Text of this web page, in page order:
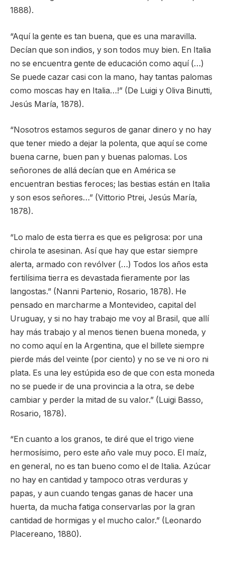
1888).
“Aquí la gente es tan buena, que es una maravilla.
Decían que son indios, y son todos muy bien. En Italia
no se encuentra gente de educación como aquí (…)
Se puede cazar casi con la mano, hay tantas palomas
como moscas hay en Italia…!” (De Luigi y Oliva Binutti,
Jesús María, 1878).
“Nosotros estamos seguros de ganar dinero y no hay
que tener miedo a dejar la polenta, que aquí se come
buena carne, buen pan y buenas palomas. Los
señorones de allá decían que en América se
encuentran bestias feroces; las bestias están en Italia
y son esos señores…” (Vittorio Ptrei, Jesús María,
1878).
“Lo malo de esta tierra es que es peligrosa: por una
chirola te asesinan. Así que hay que estar siempre
alerta, armado con revólver (…) Todos los años esta
fertilísima tierra es devastada fieramente por las
langostas.” (Nanni Partenio, Rosario, 1878). He
pensado en marcharme a Montevideo, capital del
Uruguay, y si no hay trabajo me voy al Brasil, que allí
hay más trabajo y al menos tienen buena moneda, y
no como aquí en la Argentina, que el billete siempre
pierde más del veinte (por ciento) y no se ve ni oro ni
plata. Es una ley estúpida eso de que con esta moneda
no se puede ir de una provincia a la otra, se debe
cambiar y perder la mitad de su valor.” (Luigi Basso,
Rosario, 1878).
“En cuanto a los granos, te diré que el trigo viene
hermosísimo, pero este año vale muy poco. El maíz,
en general, no es tan bueno como el de Italia. Azúcar
no hay en cantidad y tampoco otras verduras y
papas, y aun cuando tengas ganas de hacer una
huerta, da mucha fatiga conservarlas por la gran
cantidad de hormigas y el mucho calor.” (Leonardo
Placereano, 1880).